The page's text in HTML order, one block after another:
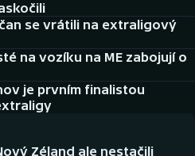
se vrátili na extraligový
na vozíku na ME zabojují o
je prvním finalistou
Zéland ale nestačili